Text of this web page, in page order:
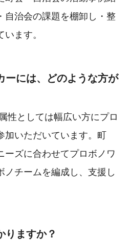
自治会の課題を棚卸し・整
ます。
ーには、どのような方が
性としては幅広い方にプロ
加いただいています。町
ーズに合わせてプロボノワ
ノチームを編成し、支援し
りますか？